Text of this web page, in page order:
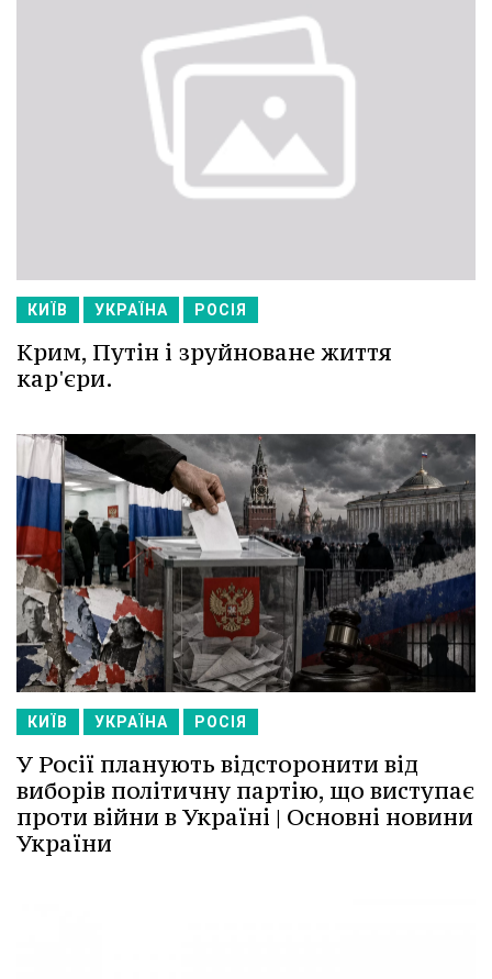
КИЇВ УКРАЇНА РОСІЯ
Крим, Путін і зруйноване життя
кар'єри.
КИЇВ УКРАЇНА РОСІЯ
У Росії планують відсторонити від
виборів політичну партію, що виступає
проти війни в Україні | Основні новини
України